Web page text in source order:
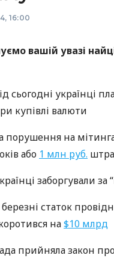
16:00
вашій увазі
сьогодні українці
купівлі валюти
порушення на
або 1 млн руб.
заборгували
статок
на$10 млрд
прийняла закон